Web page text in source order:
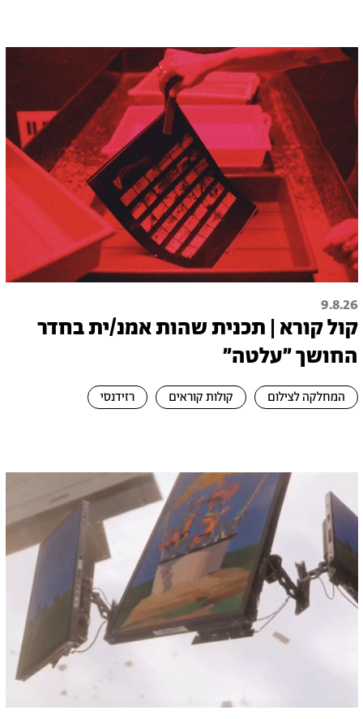
9.8.26
קול קורא | תכנית שהות אמנ/ית בחדר
החושך ״עלטה"
המחלקה לצילום קולות קוראים רזידנסי